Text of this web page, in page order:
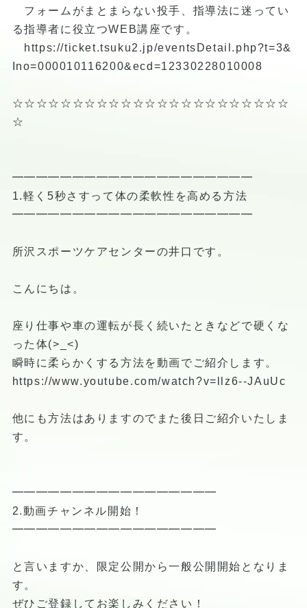
フォームがまとまらない投手、指導法に迷ってい
る指導者に役立つWEB講座です。
https://ticket.tsuku2.jp/eventsDetail.php?t=3&
Ino=000010116200&ecd=12330228010008
☆☆☆☆☆☆☆☆☆☆☆☆☆☆☆☆☆☆☆☆☆☆☆
☆
━━━━━━━━━━━━━━━━━━━━
1.軽く5秒さすって体の柔軟性を高める方法
━━━━━━━━━━━━━━━━━━━━
所沢スポーツケアセンターの井口です。
こんにちは。
座り仕事や車の運転が長く続いたときなどで硬くな
った体(>_<)
瞬時に柔らかくする方法を動画でご紹介します。
https://www.youtube.com/watch?v=llz6--JAuUc
他にも方法はありますのでまた後日ご紹介いたしま
す。
━━━━━━━━━━━━━━━━━
2.動画チャンネル開始！
━━━━━━━━━━━━━━━━━
と言いますか、限定公開から一般公開開始となりま
す。
ぜひご登録してお楽しみください！